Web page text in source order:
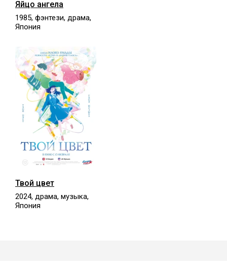
Яйцо ангела
1985, фэнтези, драма,
Япония
Твой цвет
2024, драма, музыка,
Япония